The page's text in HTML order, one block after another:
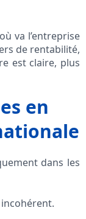
va l’entreprise
de rentabilité,
est claire, plus
en
dans les